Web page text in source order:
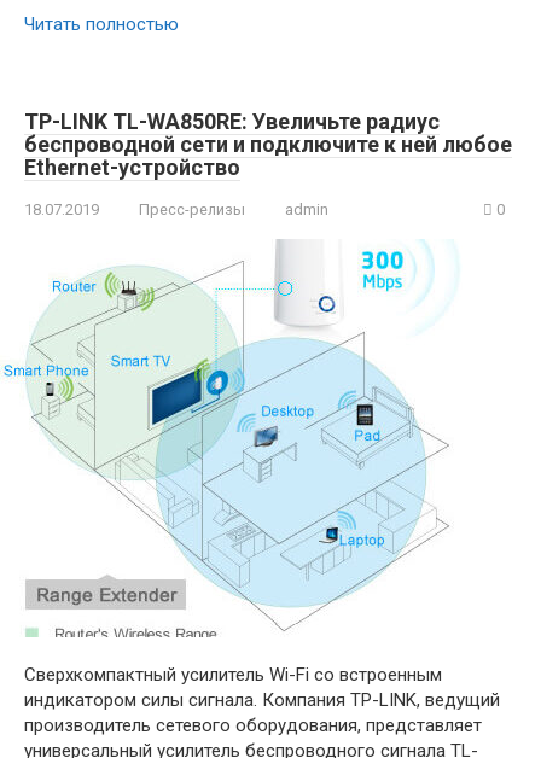
Читать полностью
TP-LINK TL-WA850RE: Увеличьте радиус
беспроводной сети и подключите к ней любое
Ethernet-устройство
18.07.2019 Пресс-релизы admin 0
Сверхкомпактный усилитель Wi-Fi со встроенным
индикатором силы сигнала. Компания TP-LINK, ведущий
производитель сетевого оборудования, представляет
универсальный усилитель беспроводного сигнала TL-